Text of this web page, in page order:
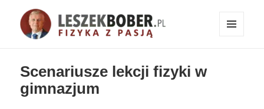
Scenariusze lekcji fizyki w
gimnazjum